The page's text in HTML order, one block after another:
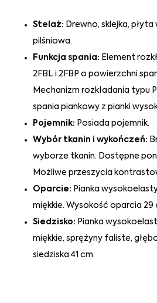
Stelaż: Drewno, sklejka,
pilśniowa.
Funkcja spania: Element
2FBL i 2FBP o powierzchni
Mechanizm rozkładania typu
spania piankowy z pianki
Pojemnik: Posiada pojemnik.
Wybór tkanin i wykończeń:
wyborze tkanin. Dostępne
Możliwe przeszycia
Oparcie: Pianka
miękkie. Wysokość oparcia 29
Siedzisko: Pianka
miękkie, sprężyny faliste,
siedziska 41 cm.